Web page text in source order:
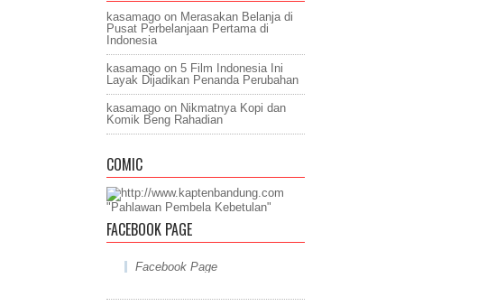
kasamago on Merasakan Belanja di
Pusat Perbelanjaan Pertama di
Indonesia
kasamago on 5 Film Indonesia Ini
Layak Dijadikan Penanda Perubahan
kasamago on Nikmatnya Kopi dan
Komik Beng Rahadian
COMIC
"Pahlawan Pembela Kebetulan"
FACEBOOK PAGE
Facebook Page